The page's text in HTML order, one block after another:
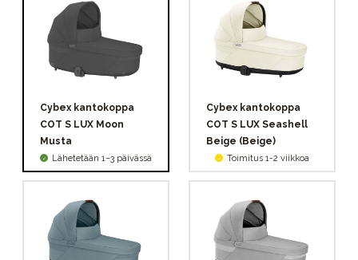
Cybex kantokoppa
COT S LUX Moon
Musta
Lähetetään 1–3 päivässä
Cybex kantokoppa
COT S LUX Seashell
Beige (Beige)
Toimitus 1-2 viikkoa